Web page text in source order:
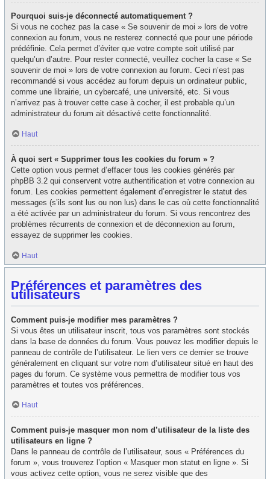
Pourquoi suis-je déconnecté automatiquement ?
Si vous ne cochez pas la case « Se souvenir de moi » lors de votre
connexion au forum, vous ne resterez connecté que pour une période
prédéfinie. Cela permet d’éviter que votre compte soit utilisé par
quelqu’un d’autre. Pour rester connecté, veuillez cocher la case « Se
souvenir de moi » lors de votre connexion au forum. Ceci n’est pas
recommandé si vous accédez au forum depuis un ordinateur public,
comme une librairie, un cybercafé, une université, etc. Si vous
n’arrivez pas à trouver cette case à cocher, il est probable qu’un
administrateur du forum ait désactivé cette fonctionnalité.
Haut
À quoi sert « Supprimer tous les cookies du forum » ?
Cette option vous permet d’effacer tous les cookies générés par
phpBB 3.2 qui conservent votre authentification et votre connexion au
forum. Les cookies permettent également d’enregistrer le statut des
messages (s’ils sont lus ou non lus) dans le cas où cette fonctionnalité
a été activée par un administrateur du forum. Si vous rencontrez des
problèmes récurrents de connexion et de déconnexion au forum,
essayez de supprimer les cookies.
Haut
Préférences et paramètres des
utilisateurs
Comment puis-je modifier mes paramètres ?
Si vous êtes un utilisateur inscrit, tous vos paramètres sont stockés
dans la base de données du forum. Vous pouvez les modifier depuis le
panneau de contrôle de l’utilisateur. Le lien vers ce dernier se trouve
généralement en cliquant sur votre nom d’utilisateur situé en haut des
pages du forum. Ce système vous permettra de modifier tous vos
paramètres et toutes vos préférences.
Haut
Comment puis-je masquer mon nom d’utilisateur de la liste des
utilisateurs en ligne ?
Dans le panneau de contrôle de l’utilisateur, sous « Préférences du
forum », vous trouverez l’option « Masquer mon statut en ligne ». Si
vous activez cette option, vous ne serez visible que des